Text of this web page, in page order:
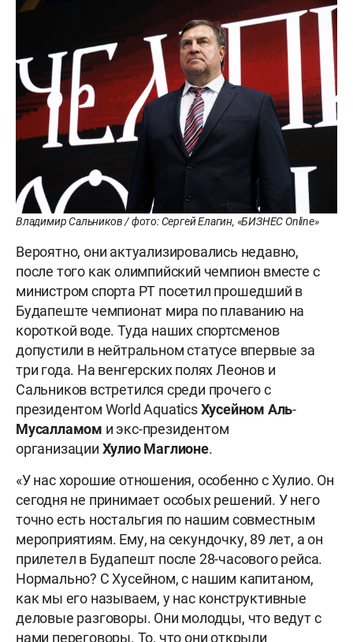
Владимир Сальников / фото: Сергей Елагин, «БИЗНЕС Online»
Вероятно, они актуализировались недавно,
после того как олимпийский чемпион вместе с
министром спорта РТ посетил прошедший в
Будапеште чемпионат мира по плаванию на
короткой воде. Туда наших спортсменов
допустили в нейтральном статусе впервые за
три года. На венгерских полях Леонов и
Сальников встретился среди прочего с
президентом World AquaticsХусейном Аль-
Мусалламом и экс-президентом
организации ХулиоМаглионе.
«У нас хорошие отношения, особенно с Хулио. Он
сегодня не принимает особых решений. У него
точно есть ностальгия по нашим совместным
мероприятиям. Ему, на секундочку, 89 лет, а он
прилетел в Будапешт после 28-часового рейса.
Нормально? С Хусейном, с нашим капитаном,
как мы его называем, у нас конструктивные
деловые разговоры. Они молодцы, что ведут с
нами переговоры. То, что они открыли